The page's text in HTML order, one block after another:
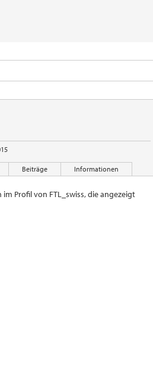
Beiträge Informationen
Profil von FTL_swiss, die angezeigt